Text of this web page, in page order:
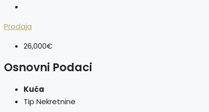
Prodaja
26,000€
Osnovni Podaci
Kuća
Tip Nekretnine